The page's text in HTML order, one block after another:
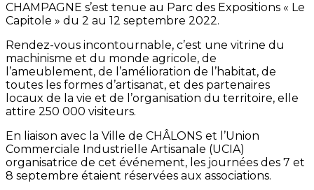
CHAMPAGNE s’est tenue au Parc des Expositions « Le
Capitole » du 2 au 12 septembre 2022.
Rendez-vous incontournable, c’est une vitrine du
machinisme et du monde agricole, de
l’ameublement, de l’amélioration de l’habitat, de
toutes les formes d’artisanat, et des partenaires
locaux de la vie et de l’organisation du territoire, elle
attire 250 000 visiteurs.
En liaison avec la Ville de CHÂLONS et l’Union
Commerciale Industrielle Artisanale (UCIA)
organisatrice de cet événement, les journées des 7 et
8 septembre étaient réservées aux associations.